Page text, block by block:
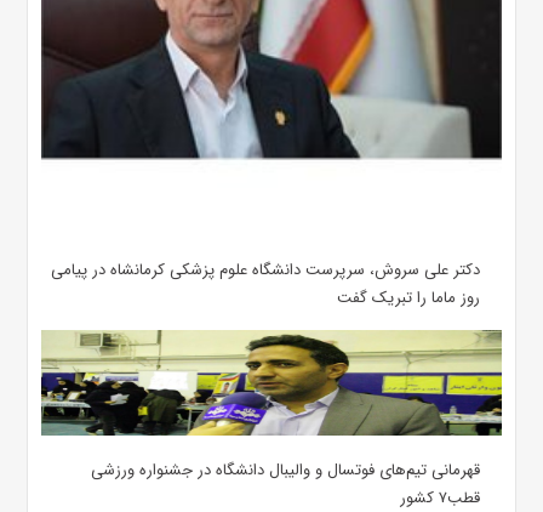
دکتر علی سروش، سرپرست دانشگاه علوم پزشکی کرمانشاه در پیامی
روز ماما را تبریک گفت
قهرمانی تیم‌های فوتسال و والیبال دانشگاه در جشنواره ورزشی
قطب۷ کشور